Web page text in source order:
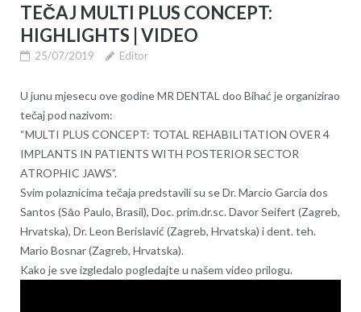
TEČAJ MULTI PLUS CONCEPT:
HIGHLIGHTS | VIDEO
25/07/2019 Editor
U junu mjesecu ove godine MR DENTAL doo Bihać je organizirao
tečaj pod nazivom:
“MULTI PLUS CONCEPT: TOTAL REHABILITATION OVER 4
IMPLANTS IN PATIENTS WITH POSTERIOR SECTOR
ATROPHIC JAWS”.
Svim polaznicima tečaja predstavili su se Dr. Marcio Garcia dos
Santos (Sāo Paulo, Brasil), Doc. prim.dr.sc. Davor Seifert (Zagreb,
Hrvatska), Dr. Leon Berislavić (Zagreb, Hrvatska) i dent. teh.
Mario Bosnar (Zagreb, Hrvatska).
Kako je sve izgledalo pogledajte u našem video prilogu.